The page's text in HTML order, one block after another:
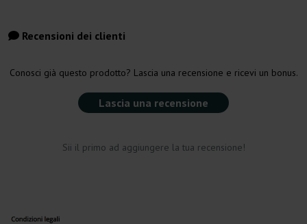
Recensioni dei clienti
Conosci già questo prodotto? Lascia una recensione e ricevi un bonus.
Lascia una recensione
Sii il primo ad aggiungere la tua recensione!